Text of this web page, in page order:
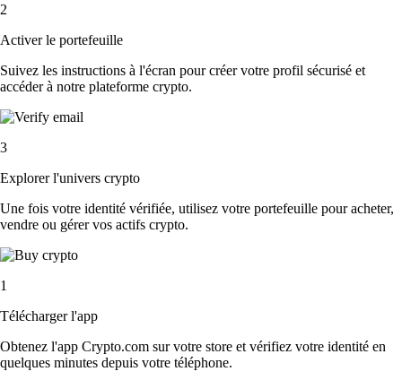
2
Activer le portefeuille
Suivez les instructions à l'écran pour créer votre profil sécurisé et
accéder à notre plateforme crypto.
3
Explorer l'univers crypto
Une fois votre identité vérifiée, utilisez votre portefeuille pour acheter,
vendre ou gérer vos actifs crypto.
1
Télécharger l'app
Obtenez l'app Crypto.com sur votre store et vérifiez votre identité en
quelques minutes depuis votre téléphone.